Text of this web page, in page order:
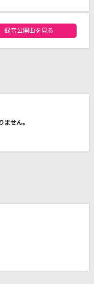
ック！
ーランキング
録音公開曲を見る